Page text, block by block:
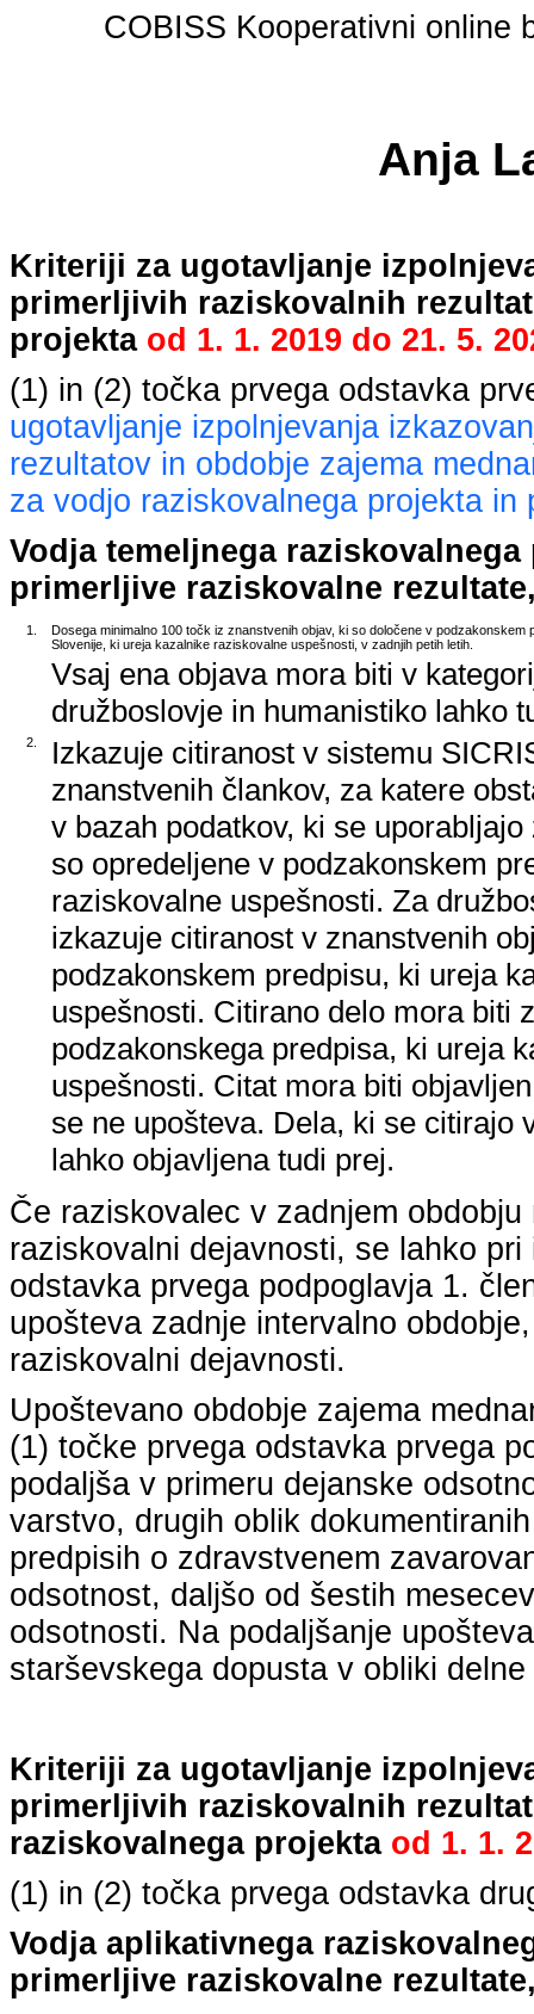
COBISS Kooperativni online
Anja
Kriteriji za ugotavljanje
primerljivih raziskovalnih
projekta od 1. 1. 2019 do 21. 5.
(1) in (2) točka prvega odstavka
ugotavljanje izpolnjevanja
rezultatov in obdobje zajema
za vodjo raziskovalnega projekta in
Vodja temeljnega
primerljive raziskovalne
1.
Dosega minimalno 100 točk iz znanstvenih objav, ki so določene v
Slovenije, ki ureja kazalnike raziskovalne uspešnosti, v zadnjih petih letih.
Vsaj ena objava mora biti v
družboslovje in humanistiko lahko
2.
Izkazuje citiranost v sistemu
znanstvenih člankov, za katere
v bazah podatkov, ki se
so opredeljene v podzakonskem
raziskovalne uspešnosti. Za
izkazuje citiranost v znanstvenih
podzakonskem predpisu, ki ureja
uspešnosti. Citirano delo mora biti
podzakonskega predpisa, ki ureja
uspešnosti. Citat mora biti
se ne upošteva. Dela, ki se citirajo
lahko objavljena tudi prej.
Če raziskovalec v zadnjem
raziskovalni dejavnosti, se lahko
odstavka prvega podpoglavja 1.
upošteva zadnje intervalno
raziskovalni dejavnosti.
Upoštevano obdobje zajema
(1) točke prvega odstavka prvega
podaljša v primeru dejanske
varstvo, drugih oblik
predpisih o zdravstvenem
odsotnost, daljšo od šestih
odsotnosti. Na podaljšanje
starševskega dopusta v obliki
Kriteriji za ugotavljanje
primerljivih raziskovalnih
raziskovalnega projekta od 1. 1.
(1) in (2) točka prvega odstavka
Vodja aplikativnega
primerljive raziskovalne